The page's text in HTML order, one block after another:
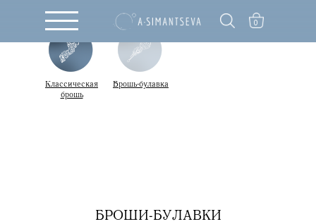
0
Классическая
брошь
Брошь-булавка
БРОШИ-БУЛАВКИ